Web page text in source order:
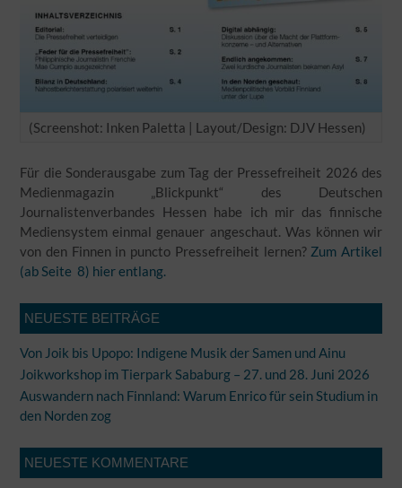
(Screenshot: Inken Paletta | Layout/Design: DJV Hessen)
Für die Sonderausgabe zum Tag der Pressefreiheit 2026 des
Medienmagazin „Blickpunkt“ des Deutschen
Journalistenverbandes Hessen habe ich mir das finnische
Mediensystem einmal genauer angeschaut. Was können wir
von den Finnen in puncto Pressefreiheit lernen? Zum Artikel
(ab Seite 8) hier entlang.
NEUESTE BEITRÄGE
Von Joik bis Upopo: Indigene Musik der Samen und Ainu
Joikworkshop im Tierpark Sababurg – 27. und 28. Juni 2026
Auswandern nach Finnland: Warum Enrico für sein Studium in
den Norden zog
NEUESTE KOMMENTARE